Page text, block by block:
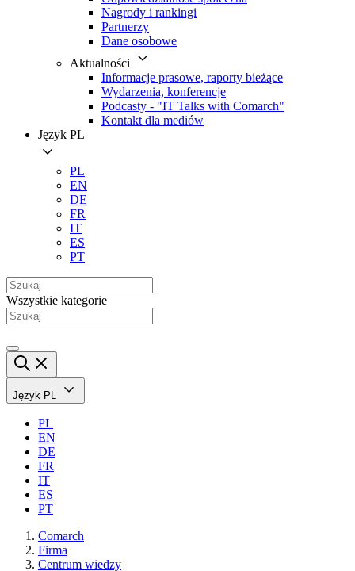
Nagrody i rankingi
Partnerzy
Dane osobowe
Aktualności
Informacje prasowe, raporty bieżące
Wydarzenia, konferencje
Podcasty - "IT Talks with Comarch"
Kontakt dla mediów
Język PL
PL
EN
DE
FR
IT
ES
PT
Wszystkie kategorie
Język PL
PL
EN
DE
FR
IT
ES
PT
Comarch
Firma
Centrum wiedzy